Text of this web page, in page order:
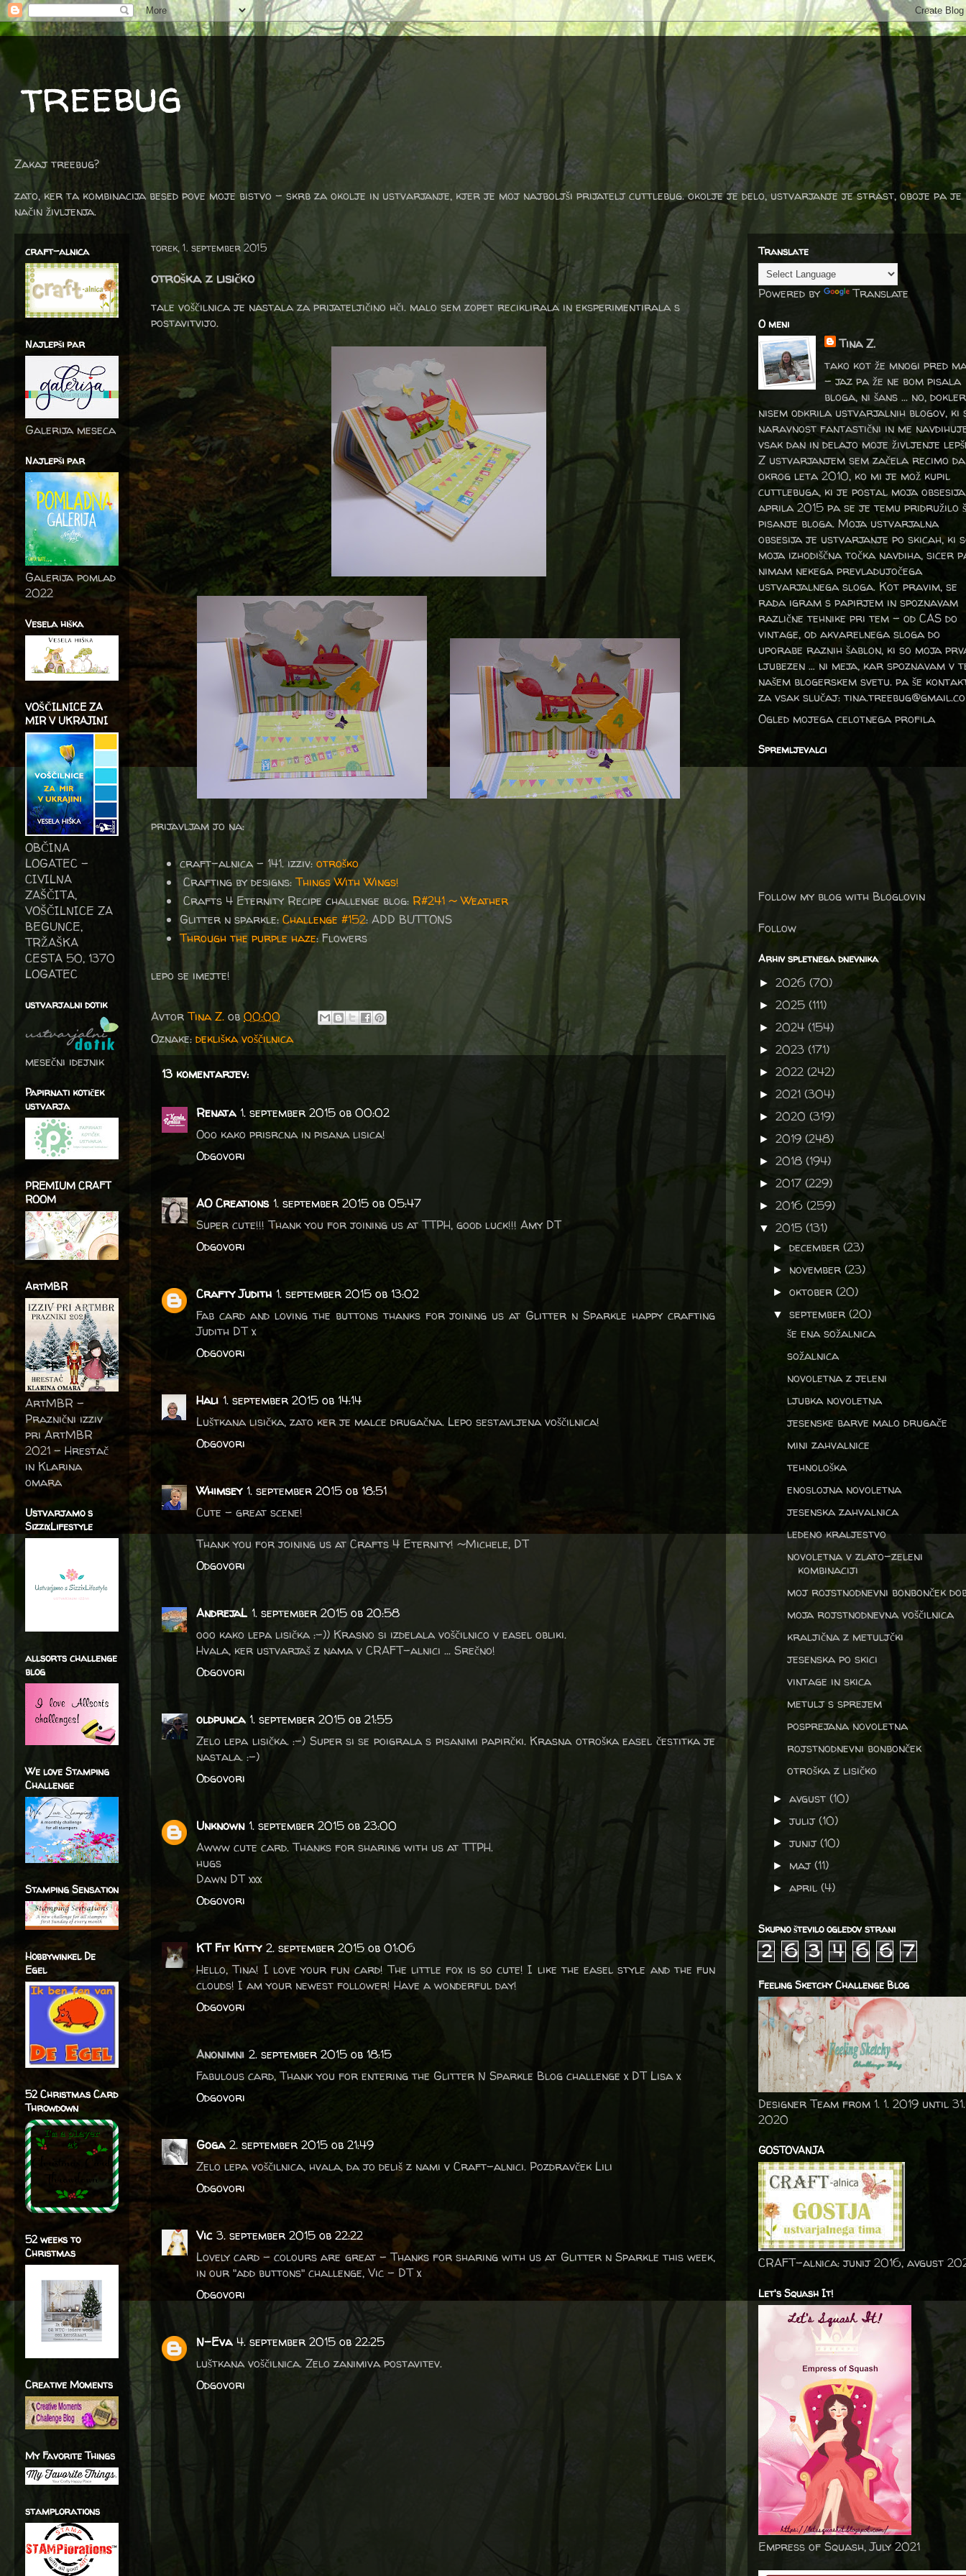
treebug
Zakaj treebug?
zato, ker ta kombinacija besed pove moje bistvo - skrb za okolje in ustvarjanje, kjer je moj najboljši prijatelj cuttlebug. okolje je delo, ustvarjanje je strast, oboje pa je
način življenja.
torek, 1. september 2015
otroška z lisičko
tale voščilnica je nastala za prijateljičino hči. malo sem zopet reciklirala in eksperimentirala s
postavitvijo.
prijavljam jo na:
craft-alnica - 141. izziv: otroško
Crafting by designs:Things With Wings!
Crafts 4 Eternity Recipe challenge blog: R#241 ~ Weather
Glitter n sparkle: Challenge #152: ADD BUTTONS
Through the purple haze: Flowers
lepo se imejte!
AvtorTina Z. ob 00:00
Oznake: dekliška voščilnica
13 komentarjev:
Renata 1. september 2015 ob 00:02
Ooo kako prisrcna in pisana lisica!
Odgovori
AO Creations 1. september 2015 ob 05:47
Super cute!!! Thank you for joining us at TTPH, good luck!!! Amy DT
Odgovori
Crafty Judith 1. september 2015 ob 13:02
Fab card and loving the buttons thanks for joining us at Glitter n Sparkle happy crafting
Judith DT x
Odgovori
Hali 1. september 2015 ob 14:14
Luštkana lisička, zato ker je malce drugačna. Lepo sestavljena voščilnica!
Odgovori
Whimsey 1. september 2015 ob 18:51
Cute - great scene!
Thank you for joining us at Crafts 4 Eternity! ~Michele, DT
Odgovori
AndrejaL 1. september 2015 ob 20:58
ooo kako lepa lisička :-)) Krasno si izdelala voščilnico v easel obliki.
Hvala, ker ustvarjaš z nama v CRAFT-alnici ... Srečno!
Odgovori
oldpunca 1. september 2015 ob 21:55
Zelo lepa lisička. :-) Super si se poigrala s pisanimi papirčki. Krasna otroška easel čestitka je
nastala. :-)
Odgovori
Unknown 1. september 2015 ob 23:00
Awww cute card. Thanks for sharing with us at TTPH.
hugs
Dawn DT xxx
Odgovori
KT Fit Kitty 2. september 2015 ob 01:06
Hello, Tina! I love your fun card! The little fox is so cute! I like the easel style and the fun
clouds! I am your newest follower! Have a wonderful day!
Odgovori
Anonimni 2. september 2015 ob 18:15
Fabulous card, Thank you for entering the Glitter N Sparkle Blog challenge x DT Lisa x
Odgovori
Goga 2. september 2015 ob 21:49
Zelo lepa voščilnica, hvala, da jo deliš z nami v Craft-alnici. Pozdravček Lili
Odgovori
Vic 3. september 2015 ob 22:22
Lovely card - colours are great - Thanks for sharing with us at Glitter n Sparkle this week,
in our "add buttons" challenge, Vic - DT x
Odgovori
N-Eva 4. september 2015 ob 22:25
luštkana voščilnica. Zelo zanimiva postavitev.
Odgovori
craft-alnica
Najlepši par
Galerija meseca
Najlepši par
Galerija pomlad
2022
Vesela hiška
VOŠČILNICE ZA
MIR V UKRAJINI
OBČINA
LOGATEC -
CIVILNA
ZAŠČITA,
VOŠČILNICE ZA
BEGUNCE,
TRŽAŠKA
CESTA 50, 1370
LOGATEC
ustvarjalni dotik
mesečni idejnik
Papirnati kotiček
ustvarja
PREMIUM CRAFT
ROOM
ArtMBR
ArtMBR -
Praznični izziv
pri ArtMBR
2021 – Hrestač
in Klarina
omara
Ustvarjamo s
SizzixLifestyle
allsorts challenge
blog
We love Stamping
Challenge
Stamping Sensation
Hobbywinkel De
Egel
52 Christmas Card
Throwdown
52 weeks to
Christmas
Creative Moments
My Favorite Things
stamplorations
Translate
Powered by Translate
O meni
Tina Z.
tako kot že mnogi pred
- jaz pa že ne bom pisala
bloga, ni šans ... no, dokler
nisem odkrila ustvarjalnih blogov, ki
naravnost fantastični in me
vsak dan in delajo moje življenje
Z ustvarjanjem sem začela recimo da
okrog leta 2010, ko mi je mož kupil
cuttlebuga, ki je postal moja
aprila 2015 pa se je temu pridružilo
pisanje bloga. Moja ustvarjalna
obsesija je ustvarjanje po skicah, ki
moja izhodiščna točka navdiha, sicer
nimam nekega prevladujočega
ustvarjalnega sloga. Kot pravim, se
rada igram s papirjem in spoznavam
različne tehnike pri tem – od CAS do
vintage, od akvarelnega sloga do
uporabe raznih šablon, ki so moja
ljubezen … ni meja, kar spoznavam v
našem blogerskem svetu. pa še
za vsak slučaj:
Ogled mojega celotnega profila
Spremljevalci
Follow my blog with Bloglovin
Follow
Arhiv spletnega dnevnika
► 2026 (70)
► 2025 (111)
► 2024 (154)
► 2023 (171)
► 2022 (242)
► 2021 (304)
► 2020 (319)
► 2019 (248)
► 2018 (194)
► 2017 (229)
► 2016 (259)
▼ 2015 (131)
►december(23)
► november(23)
►oktober(20)
▼september(20)
še ena sožalnica
sožalnica
novoletna z jeleni
ljubka novoletna
jesenske barve malo drugače
mini zahvalnice
tehnološka
enoslojna novoletna
jesenska zahvalnica
ledeno kraljestvo
novoletna v zlato-zeleni
kombinaciji
moj rojstnodnevni bonbonček
moja rojstnodnevna voščilnica
kraljična z metuljčki
jesenska po skici
vintage in skica
metulj s sprejem
posprejana novoletna
rojstnodnevni bonbonček
otroška z lisičko
►avgust(10)
►julij(10)
►junij(10)
► maj(11)
►april(4)
Skupno število ogledov strani
2 6 3 4 6 6 7
Feeling Sketchy Challenge Blog
Designer Team from 1. 1. 2019 until
2020
GOSTOVANJA
CRAFT-alnica: junij 2016, avgust
Let's Squash It!
Empress of Squash, July 2021